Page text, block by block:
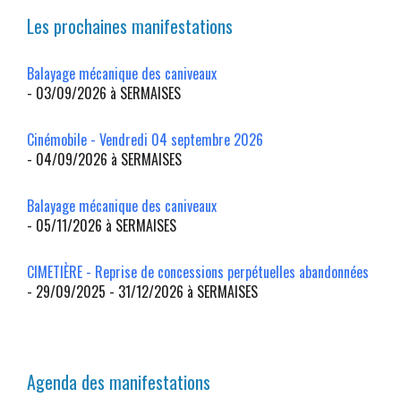
Les prochaines manifestations
Balayage mécanique des caniveaux
- 03/09/2026 à SERMAISES
Cinémobile - Vendredi 04 septembre 2026
- 04/09/2026 à SERMAISES
Balayage mécanique des caniveaux
- 05/11/2026 à SERMAISES
CIMETIÈRE - Reprise de concessions perpétuelles abandonnées
- 29/09/2025 - 31/12/2026 à SERMAISES
Agenda des manifestations